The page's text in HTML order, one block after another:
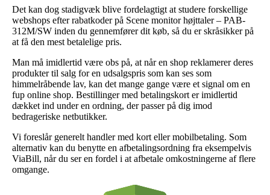
Det kan dog stadigvæk blive fordelagtigt at studere forskellige
webshops efter rabatkoder på Scene monitor højttaler – PAB-
312M/SW inden du gennemfører dit køb, så du er skråsikker på
at få den mest betalelige pris.
Man må imidlertid være obs på, at når en shop reklamerer deres
produkter til salg for en udsalgspris som kan ses som
himmelråbende lav, kan det mange gange være et signal om en
fup online shop. Bestillinger med betalingskort er imidlertid
dækket ind under en ordning, der passer på dig imod
bedrageriske netbutikker.
Vi foreslår generelt handler med kort eller mobilbetaling. Som
alternativ kan du benytte en afbetalingsordning fra eksempelvis
ViaBill, når du ser en fordel i at afbetale omkostningerne af flere
omgange.